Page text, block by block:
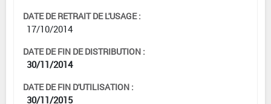
DATE DE RETRAIT DE L'USAGE :
17/10/2014
DATE DE FIN DE DISTRIBUTION :
30/11/2014
DATE DE FIN D'UTILISATION :
30/11/2015